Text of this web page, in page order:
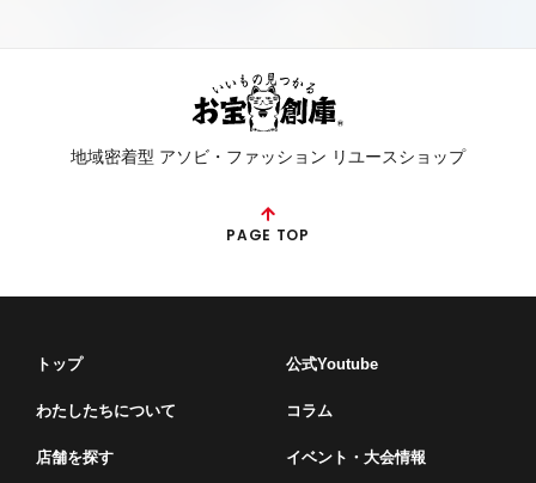
地域密着型 アソビ・ファッション リユースショップ
PAGE TOP
トップ
わたしたちについて
店舗を探す
公式Youtube
コラム
イベント・⼤会情報